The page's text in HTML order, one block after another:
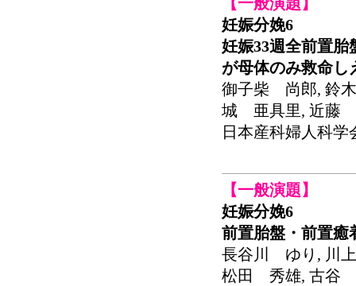
妊娠分娩6
妊娠33週全前置
が母体のみ救命し
御子柴 尚郎, 鈴
城 亜具里, 近藤
日本産科婦人科学
【一般演題】
妊娠分娩6
前置胎盤・前置癒
長谷川 ゆり, 川
松田 秀雄, 古谷